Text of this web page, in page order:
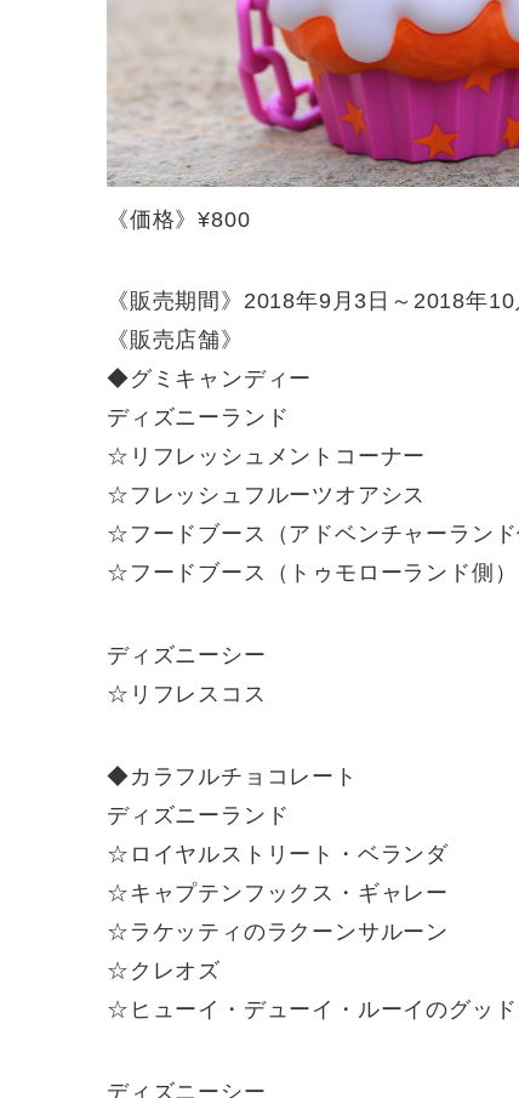
《価格》¥800
《販売期間》2018年9月3日～2018年10
《販売店舗》
◆グミキャンディー
ディズニーランド
☆リフレッシュメントコーナー
☆フレッシュフルーツオアシス
☆フードブース（アドベンチャーランド
☆フードブース（トゥモローランド側）
ディズニーシー
☆リフレスコス
◆カラフルチョコレート
ディズニーランド
☆ロイヤルストリート・ベランダ
☆キャプテンフックス・ギャレー
☆ラケッティのラクーンサルーン
☆クレオズ
☆ヒューイ・デューイ・ルーイのグッド
ディズニーシー